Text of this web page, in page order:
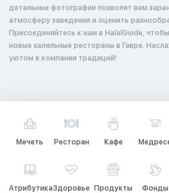
детальные фотографии позволят вам
атмосферу заведения и оценить
Присоединяйтесь к нам в HalalGuide,
новые халяльные рестораны в Гавре.
уютом в компании традиций!
Мечеть Ресторан Кафе
АтрибутикаЗдоровье Продукты Фонды